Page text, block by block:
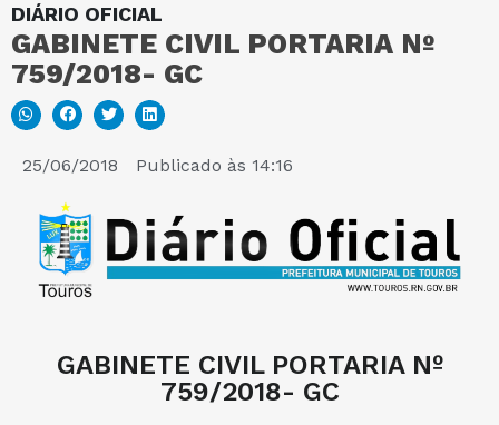
DIÁRIO OFICIAL
GABINETE CIVIL PORTARIA Nº
759/2018- GC
25/06/2018 Publicado às 14:16
GABINETE CIVIL PORTARIA Nº
759/2018- GC
MAPA DO SITE
PORTAL DA TRANSPARÊNCIA
E-SIC
PERGUNTAS FREQUENTES